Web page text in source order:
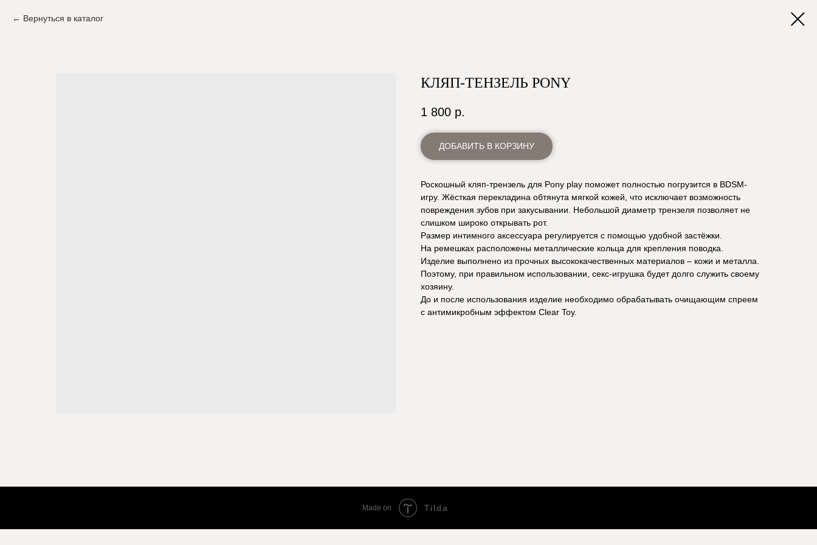
Вернуться в каталог
КЛЯП-ТЕНЗЕЛЬ PONY
1 800 р.
ДОБАВИТЬ В КОРЗИНУ
Роскошный кляп-трензель для Pony play поможет полностью погрузится в BDSM-
игру. Жёсткая перекладина обтянута мягкой кожей, что исключает возможность
повреждения зубов при закусывании. Небольшой диаметр трензеля позволяет не
слишком широко открывать рот.
Размер интимного аксессуара регулируется с помощью удобной застёжки.
На ремешках расположены металлические кольца для крепления поводка.
Изделие выполнено из прочных высококачественных материалов – кожи и металла.
Поэтому, при правильном использовании, секс-игрушка будет долго служить своему
хозяину.
До и после использования изделие необходимо обрабатывать очищающим спреем
с антимикробным эффектом Clear Toy.
Made on Tilda